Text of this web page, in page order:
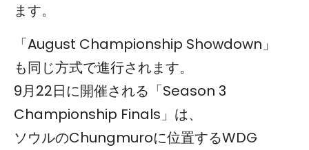
ます。
「August Championship Showdown」
も同じ方式で進行されます。
9月22日に開催される「Season 3
Championship Finals」は、
ソウルのChungmuroに位置するWDG